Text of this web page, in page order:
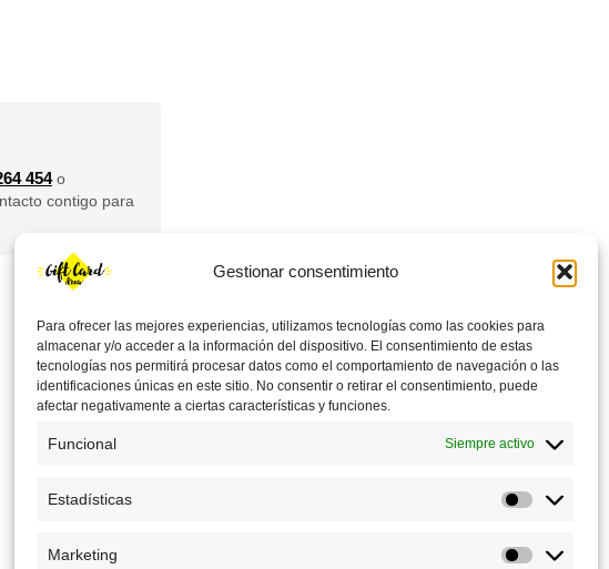
Gestionar consentimiento
Para ofrecer las mejores experiencias, utilizamos tecnologías como las cookies para
almacenar y/o acceder a la información del dispositivo. El consentimiento de estas
tecnologías nos permitirá procesar datos como el comportamiento de navegación o las
identificaciones únicas en este sitio. No consentir o retirar el consentimiento, puede
afectar negativamente a ciertas características y funciones.
Funcional Siempre activo
Estadísticas
Marketing
Marketing
454o
contigo para